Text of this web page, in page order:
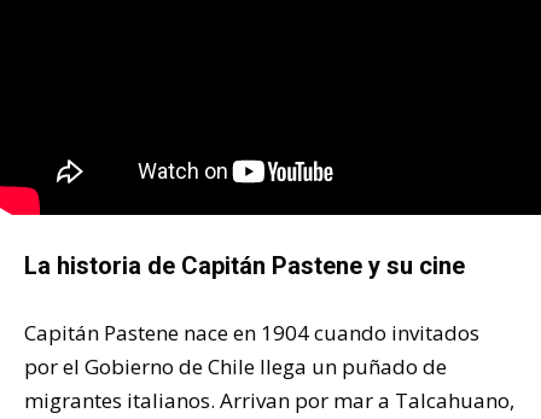
La historia de Capitán Pastene y su cine
Capitán Pastene nace en 1904 cuando invitados
por el Gobierno de Chile llega un puñado de
migrantes italianos. Arrivan por mar a Talcahuano,